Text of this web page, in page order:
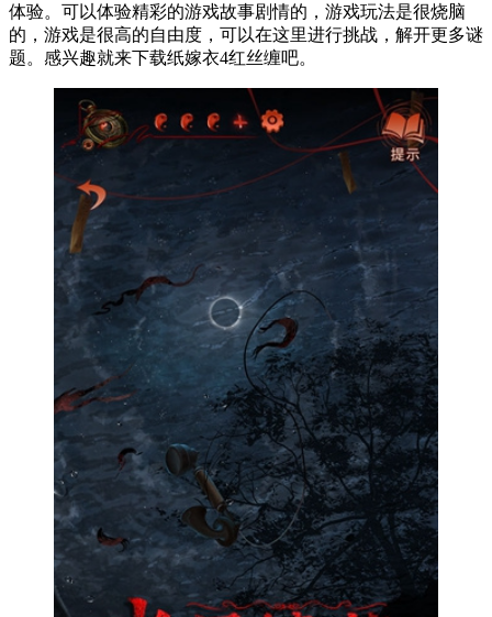
体验。可以体验精彩的游戏故事剧情的，游戏玩法是很烧脑
的，游戏是很高的自由度，可以在这里进行挑战，解开更多谜
题。感兴趣就来下载纸嫁衣4红丝缠吧。